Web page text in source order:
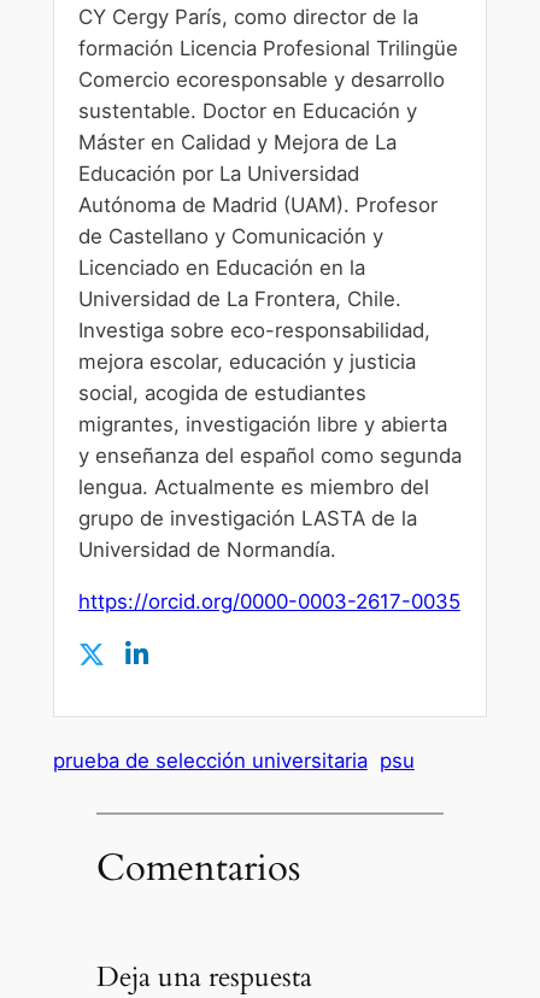
CY Cergy París, como director de la
formación Licencia Profesional Trilingüe
Comercio ecoresponsable y desarrollo
sustentable. Doctor en Educación y
Máster en Calidad y Mejora de La
Educación por La Universidad
Autónoma de Madrid (UAM). Profesor
de Castellano y Comunicación y
Licenciado en Educación en la
Universidad de La Frontera, Chile.
Investiga sobre eco-responsabilidad,
mejora escolar, educación y justicia
social, acogida de estudiantes
migrantes, investigación libre y abierta
y enseñanza del español como segunda
lengua. Actualmente es miembro del
grupo de investigación LASTA de la
Universidad de Normandía.
https://orcid.org/0000-0003-2617-0035
prueba de selección universitaria psu
Comentarios
Deja una respuesta